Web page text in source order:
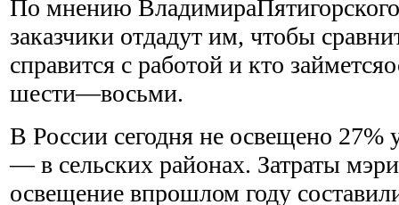
По мнению
заказчики отдадут им, чтобы
справится с работой и кто
шести—восьми.
В России сегодня не освещено 27%
— в сельских районах. Затраты
освещение впрошлом году